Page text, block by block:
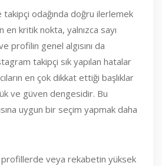
odağında doğru ilerlemek
kritik nokta, yalnızca sayı
profilin genel algısını da
takipçi sık yapılan hatalar
en çok dikkat ettiği başlıklar
ve güven dengesidir. Bu
uygun bir seçim yapmak daha
profillerde veya rekabetin yüksek